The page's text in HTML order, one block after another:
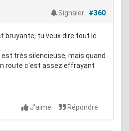
Signaler
#360
bruyante, tu veux dire tout le
est très silencieuse, mais quand
route c'est assez effrayant
J'aime Répondre